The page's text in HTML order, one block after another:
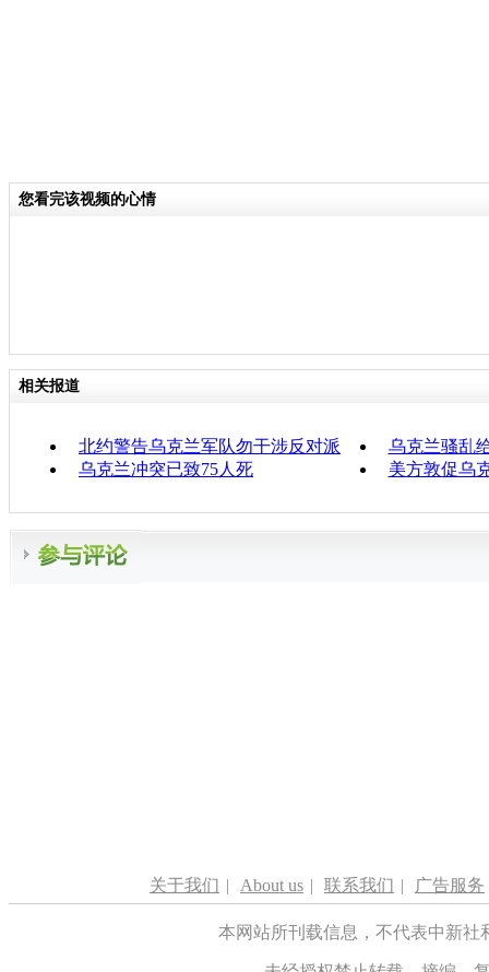
您看完该视频的心情
相关报道
北约警告乌克兰军队勿干涉反对派
乌克兰骚乱
乌克兰冲突已致75人死
美方敦促乌
关于我们 | About us | 联系我们 | 广告服务
本网站所刊载信息，不代表中新